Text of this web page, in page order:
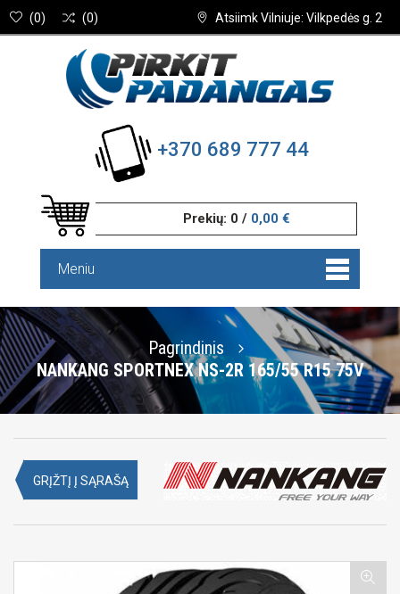
Atsiimk Vilniuje: Vilkpedės g. 2
(0) (0)
+370 689 777 44
Prekių: 0 / 0,00 €
Meniu
Pagrindinis
NANKANG SPORTNEX NS-2R 165/55 R15 75V
GRĮŽTĮ Į SĄRAŠĄ